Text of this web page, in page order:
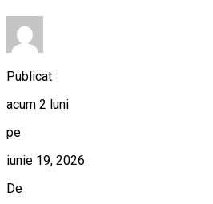
Publicat
acum 2 luni
pe
iunie 19, 2026
De